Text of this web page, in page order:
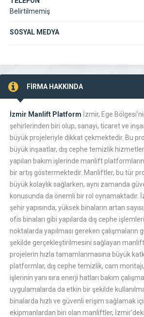
Belirtilmemiş
SOSYAL MEDYA
FİRMA HAKKINDA
İzmir Manlift Platform İzmir, Ege
şehirlerinden biri olup, sanayi, ticaret ve
büyük projeleriyle dikkat çekmektedir. Bu
büyük inşaatlar, dış cephe temizlik
yapılan bakım işlerinde manlift
bir artış göstermektedir. Manliftler, bu tür
büyük kolaylık sağlarken, aynı zamanda
konusunda da önemli bir rol oynamaktadır.
şehir yapısında, yüksek binaların artan
ofis binaları gibi yapılarda dış cephe
noktalarda yapılması gereken çalışmaların
şekilde gerçekleştirilmesini sağlayan
projelerin hızla tamamlanmasına büyük
platformlar, dış cephe temizlik, cam
işlerinin yanı sıra enerji hatları bakım
uygulamalarda da etkin bir şekilde
binalarda hızlı ve güvenli erişim sağlamak
ekipmanlardan biri olan manliftler,